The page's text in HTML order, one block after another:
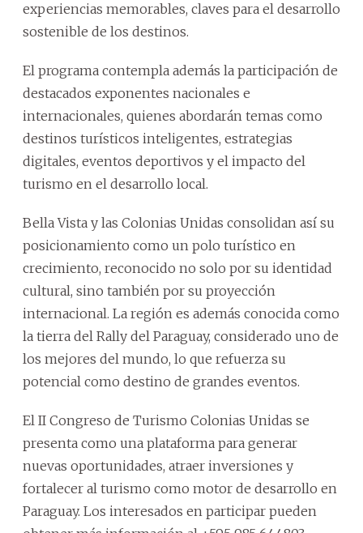
experiencias memorables, claves para el desarrollo
sostenible de los destinos.
El programa contempla además la participación de
destacados exponentes nacionales e
internacionales, quienes abordarán temas como
destinos turísticos inteligentes, estrategias
digitales, eventos deportivos y el impacto del
turismo en el desarrollo local.
Bella Vista y las Colonias Unidas consolidan así su
posicionamiento como un polo turístico en
crecimiento, reconocido no solo por su identidad
cultural, sino también por su proyección
internacional. La región es además conocida como
la tierra del Rally del Paraguay, considerado uno de
los mejores del mundo, lo que refuerza su
potencial como destino de grandes eventos.
El II Congreso de Turismo Colonias Unidas se
presenta como una plataforma para generar
nuevas oportunidades, atraer inversiones y
fortalecer al turismo como motor de desarrollo en
Paraguay. Los interesados en participar pueden